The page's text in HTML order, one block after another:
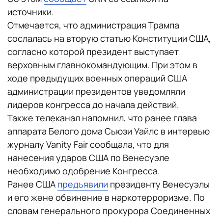
источники.
Отмечается, что администрация Трампа
сослалась на вторую статью Конституции США,
согласно которой президент выступает
верховным главнокомандующим. При этом в
ходе предыдущих военных операций США
администрации президентов уведомляли
лидеров конгресса до начала действий.
Также телеканал напомнил, что ранее глава
аппарата Белого дома Сьюзи Уайлс в интервью
журналу Vanity Fair сообщала, что для
нанесения ударов США по Венесуэле
необходимо одобрение Конгресса.
Ранее США предъявили президенту Венесуэлы
и его жене обвинение в наркотерроризме. По
словам генерального прокурора Соединенных